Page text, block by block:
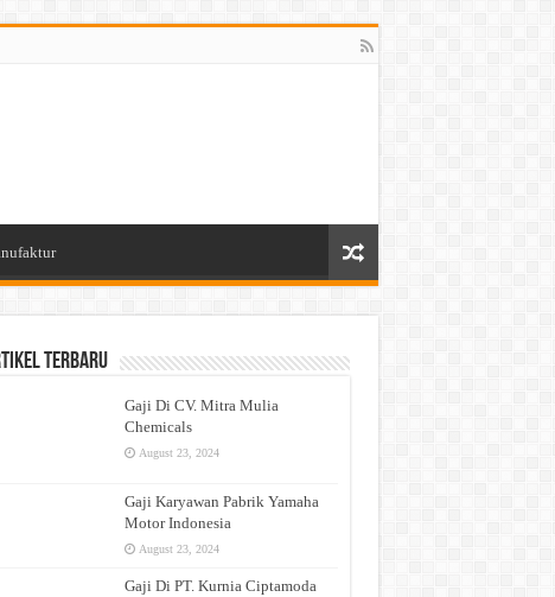
Terbaru
Gaji Di CV. Mitra Mulia
Chemicals
August 23, 2024
Gaji Karyawan Pabrik Yamaha
Motor Indonesia
August 23, 2024
Gaji Di PT. Kurnia Ciptamoda